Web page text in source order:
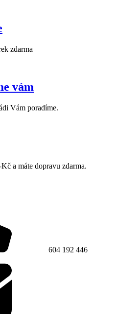
zdarma
vám
Vám poradíme.
a máte dopravu zdarma.
604 192 446